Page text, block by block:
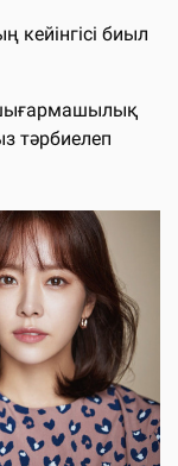
кейінгісі биыл
тәрбиелеп